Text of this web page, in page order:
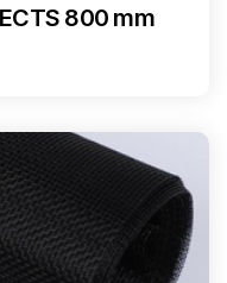
800 mm